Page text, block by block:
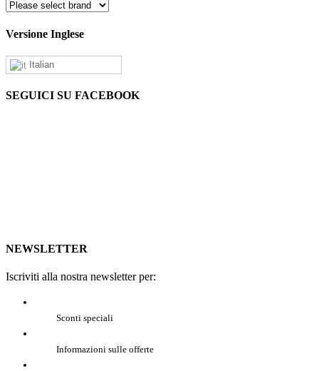
Versione Inglese
Italian
SEGUICI SU FACEBOOK
NEWSLETTER
Iscriviti alla nostra newsletter per:
Sconti speciali
Informazioni sulle offerte